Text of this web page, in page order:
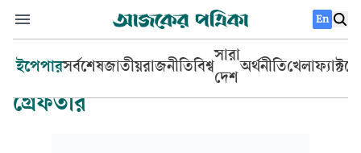
En
ইপেপারসর্বশেষজাতীয়রাজনীতিবিশ্ব
সারা
দেশ
অর্থনীতিখেলা
গ্রেফতার